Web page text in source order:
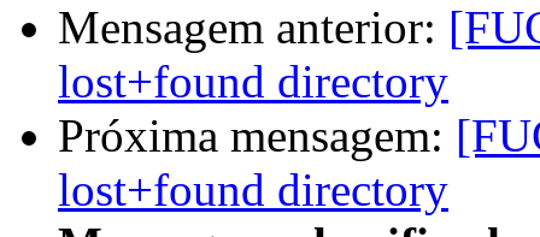
Mensagem anterior:
lost+found directory
Próxima mensagem:
lost+found directory